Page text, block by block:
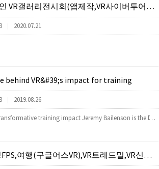
전시회(앱제작,VR사이버투어제작,VR컨텐츠제작)
| 2020.07.21
behind VR&#39;s impact for training
| 2019.08.26
training impact Jeremy Bailenson is the f…
트레드밀,VR신발(VR기기게임기렌탈대여체험부스구축판매)